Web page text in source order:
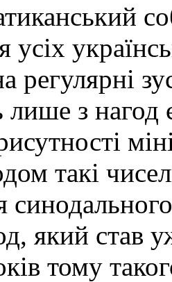
регулярні
лише з нагод
такі
який став
тому